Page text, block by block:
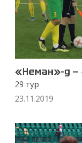
«Неман»-д —
29 тур
23.11.2019